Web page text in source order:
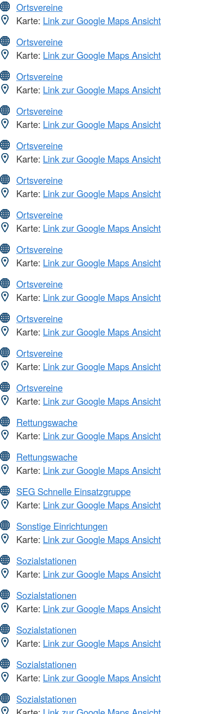
Ortsvereine
Karte: Link zur Google Maps Ansicht
Ortsvereine
Karte: Link zur Google Maps Ansicht
Ortsvereine
Karte: Link zur Google Maps Ansicht
Ortsvereine
Karte: Link zur Google Maps Ansicht
Ortsvereine
Karte: Link zur Google Maps Ansicht
Ortsvereine
Karte: Link zur Google Maps Ansicht
Ortsvereine
Karte: Link zur Google Maps Ansicht
Ortsvereine
Karte: Link zur Google Maps Ansicht
Ortsvereine
Karte: Link zur Google Maps Ansicht
Ortsvereine
Karte: Link zur Google Maps Ansicht
Ortsvereine
Karte: Link zur Google Maps Ansicht
Ortsvereine
Karte: Link zur Google Maps Ansicht
Rettungswache
Karte: Link zur Google Maps Ansicht
Rettungswache
Karte: Link zur Google Maps Ansicht
SEG Schnelle Einsatzgruppe
Karte: Link zur Google Maps Ansicht
Sonstige Einrichtungen
Karte: Link zur Google Maps Ansicht
Sozialstationen
Karte: Link zur Google Maps Ansicht
Sozialstationen
Karte: Link zur Google Maps Ansicht
Sozialstationen
Karte: Link zur Google Maps Ansicht
Sozialstationen
Karte: Link zur Google Maps Ansicht
Sozialstationen